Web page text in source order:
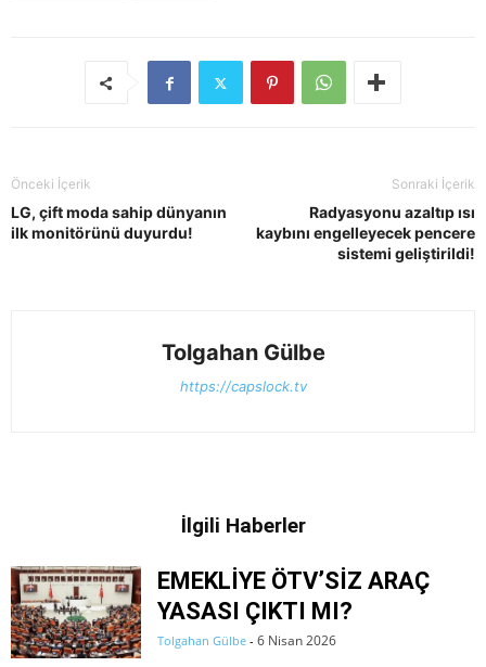
Önceki İçerik
LG, çift moda sahip dünyanın
ilk monitörünü duyurdu!
Sonraki İçerik
Radyasyonu azaltıp ısı
kaybını engelleyecek pencere
sistemi geliştirildi!
Tolgahan Gülbe
https://capslock.tv
İlgili Haberler
EMEKLİYE ÖTV’SİZ ARAÇ
YASASI ÇIKTI MI?
Tolgahan Gülbe - 6 Nisan 2026